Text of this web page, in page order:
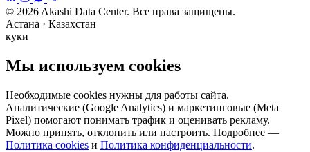
© 2026 Akashi Data Center. Все права защищены.
Астана · Казахстан
куки
Мы используем cookies
Необходимые cookies нужны для работы сайта.
Аналитические (Google Analytics) и маркетинговые (Meta
Pixel) помогают понимать трафик и оценивать рекламу.
Можно принять, отклонить или настроить. Подробнее —
Политика cookies и Политика конфиденциальности.